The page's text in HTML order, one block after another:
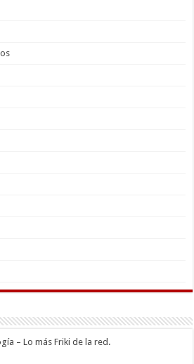
– Lo más Friki de la red.